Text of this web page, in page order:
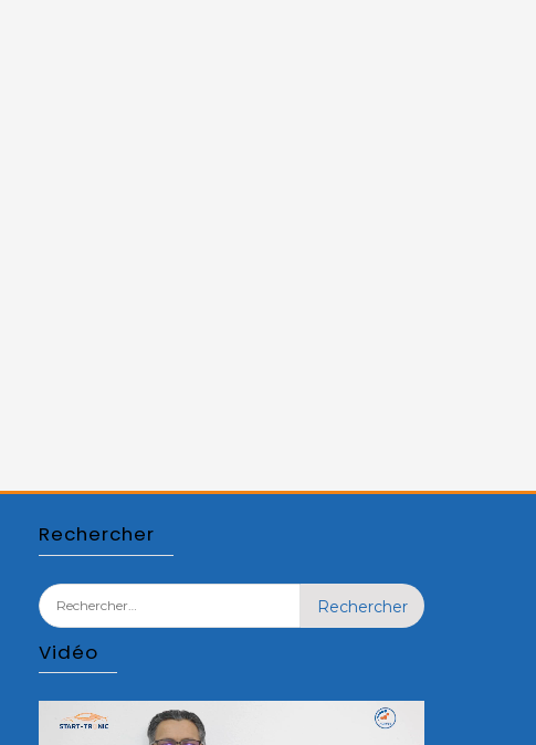
Rechercher
Rechercher :
Vidéo
Lecteur